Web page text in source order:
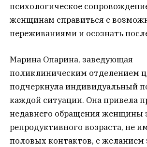
психологическое
женщинам справиться с
переживаниями и осознать
Марина Опарина, заведующая
поликлиническим отделением
подчеркнула индивидуальный
каждой ситуации. Она привела
недавнего обращения женщины
репродуктивного возраста, не
половых контактов, с желанием